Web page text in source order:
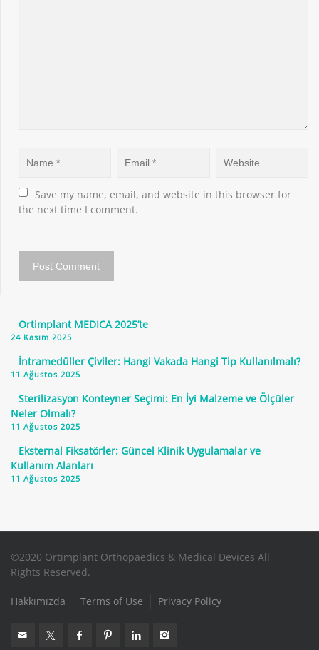
Save my name, email, and website in this browser for
the next time I comment.
Ortimplant MEDICA 2025’te
24 Kasım 2025
İntramedüller Çiviler: Hangi Vakada Hangi Tip Kullanılmalı?
11 Ağustos 2025
Sterilizasyon Konteyner Seçimi: En İyi Malzeme ve Ölçüler
Neler Olmalı?
11 Ağustos 2025
Eksternal Fiksatörler: Güncel Klinik Uygulamalar ve
Kullanım Alanları
11 Ağustos 2025
©2020 Ortimplant Orthopaedics & Medical Devices All
Rights Reserved.
Hakkımızda Terms of Use Privacy Policy